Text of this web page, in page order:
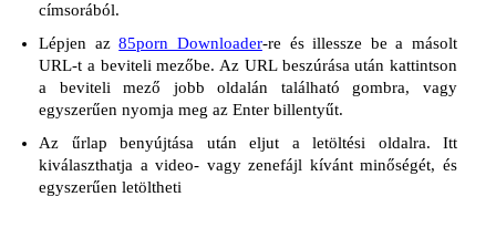
címsorából.
Lépjen az85porn Downloader-re és illessze be a másolt
URL-t a beviteli mezőbe. Az URL beszúrása után kattintson
a beviteli mező jobb oldalán található gombra, vagy
egyszerűen nyomja meg az Enter billentyűt.
Az űrlap benyújtása után eljut a letöltési oldalra. Itt
kiválaszthatja a video- vagy zenefájl kívánt minőségét, és
egyszerűen letöltheti